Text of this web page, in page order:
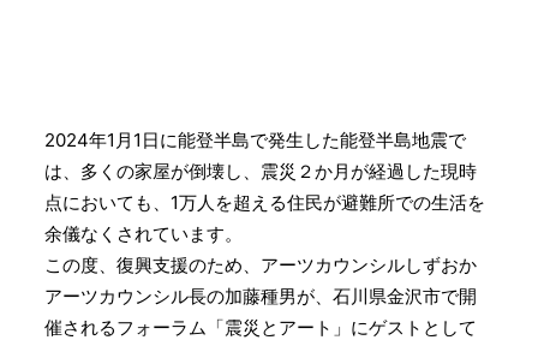
2024年1月1日に能登半島で発生した能登半島地震で
は、多くの家屋が倒壊し、震災２か月が経過した現時
点においても、1万人を超える住民が避難所での生活を
余儀なくされています。
この度、復興支援のため、アーツカウンシルしずおか
アーツカウンシル長の加藤種男が、石川県金沢市で開
催されるフォーラム「震災とアート」にゲストとして